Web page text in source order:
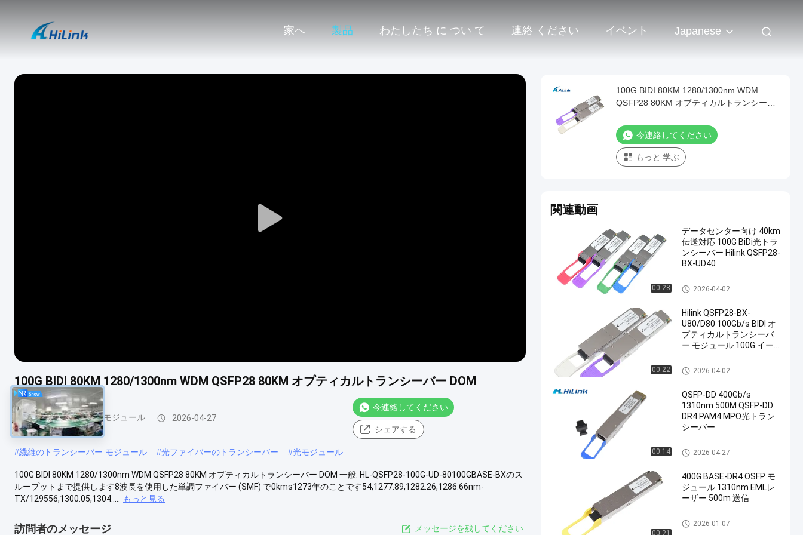
家へ 製品 わたしたち に つい て 連絡 ください イベント Japanese
Play
100G BIDI 80KM 1280/1300nm WDM QSFP28 80KM オプティカルトランシーバー DOM
光学トランシーバー モジュール 2026-04-27
今連絡してください
シェアする
#繊維のトランシーバー モジュール #光ファイバーのトランシーバー #光モジュール
100G BIDI 80KM 1280/1300nm WDM QSFP28 80KM オプティカルトランシーバー DOM 一般: HL-QSFP28-100G-UD-80100GBASE-BXのス
ループットまで提供します8波長を使用した単調ファイバー (SMF) で0kms1273年のことです54,1277.89,1282.26,1286.66nm-
TX/129556,1300.05,1304.....
もっと見る
訪問者のメッセージ メッセージを残してください.
100G BIDI 80KM 1280/1300nm WDM
QSFP28 80KM オプティカルトランシーバ
今連絡してください
もっと 学ぶ
関連動画
00:28
データセンター向け 40km
伝送対応 100G BiDi光トラ
ンシーバー Hilink QSFP28-
BX-UD40
光学トランシーバー モジュー
ル
2026-04-02
00:22
Hilink QSFP28-BX-
U80/D80 100Gb/s BIDI オ
プティカルトランシーバ
ー モジュール 100G イー
光学トランシーバー モジュー
ル
2026-04-02
00:14
QSFP-DD 400Gb/s
1310nm 500M QSFP-DD
DR4 PAM4 MPO光トラン
シーバー
光学トランシーバー モジュー
ル
2026-04-27
00:21
400G BASE-DR4 OSFP モ
ジュール 1310nm EMLレ
ーザー 500m 送信
光学トランシーバー モジュー
ル
2026-01-07